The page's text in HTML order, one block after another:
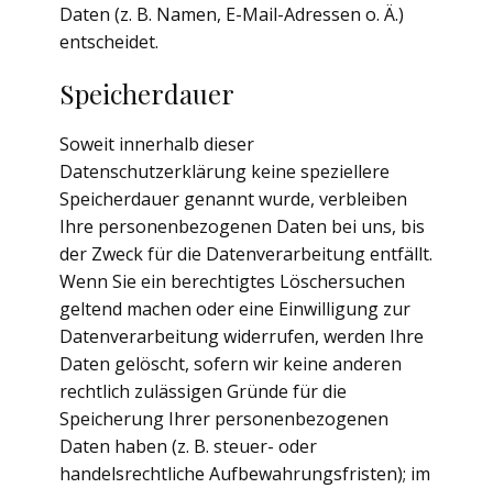
Daten (z. B. Namen, E-Mail-Adressen o. Ä.)
entscheidet.
Speicherdauer
Soweit innerhalb dieser
Datenschutzerklärung keine speziellere
Speicherdauer genannt wurde, verbleiben
Ihre personenbezogenen Daten bei uns, bis
der Zweck für die Datenverarbeitung entfällt.
Wenn Sie ein berechtigtes Löschersuchen
geltend machen oder eine Einwilligung zur
Datenverarbeitung widerrufen, werden Ihre
Daten gelöscht, sofern wir keine anderen
rechtlich zulässigen Gründe für die
Speicherung Ihrer personenbezogenen
Daten haben (z. B. steuer- oder
handelsrechtliche Aufbewahrungsfristen); im